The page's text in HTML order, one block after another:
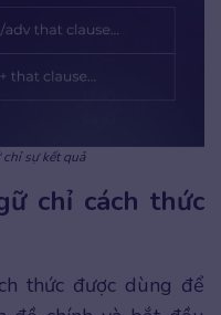
chỉ sự kết quả
chỉ cách thức
thức được dùng để